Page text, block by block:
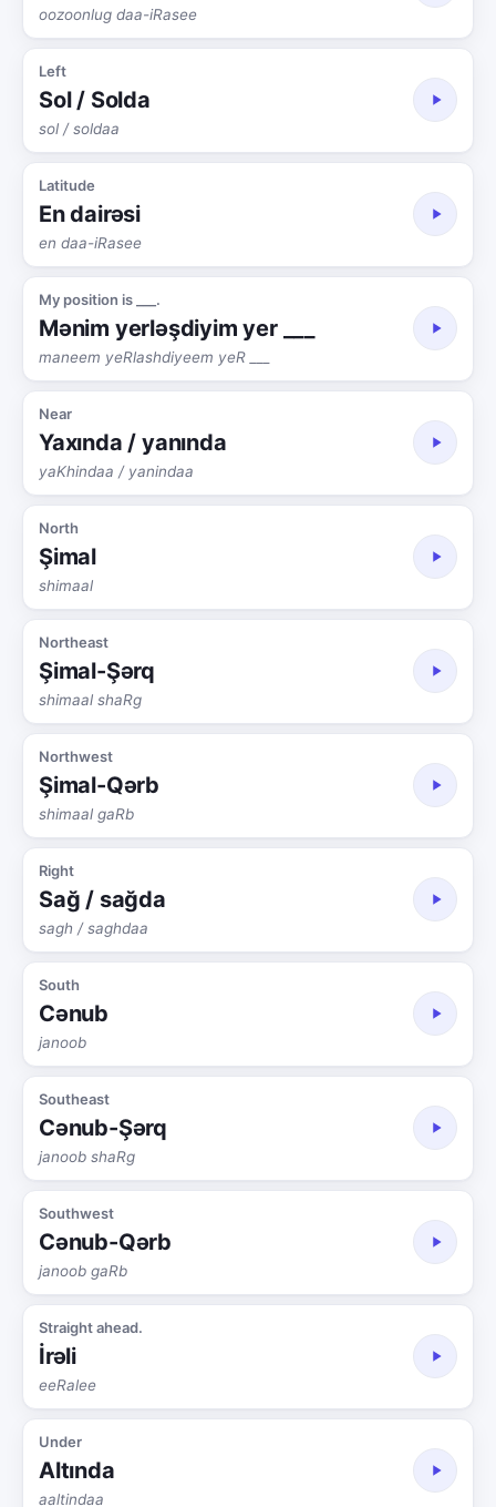
oozoonlug daa-iRasee
Left
Sol / Solda
sol / soldaa
Latitude
En dairəsi
en daa-iRasee
My position is ___.
Mənim yerləşdiyim yer ___
maneem yeRlashdiyeem yeR ___
Near
Yaxında / yanında
yaKhindaa / yanindaa
North
Şimal
shimaal
Northeast
Şimal-Şərq
shimaal shaRg
Northwest
Şimal-Qərb
shimaal gaRb
Right
Sağ / sağda
sagh / saghdaa
South
Cənub
janoob
Southeast
Cənub-Şərq
janoob shaRg
Southwest
Cənub-Qərb
janoob gaRb
Straight ahead.
İrəli
eeRalee
Under
Altında
aaltindaa